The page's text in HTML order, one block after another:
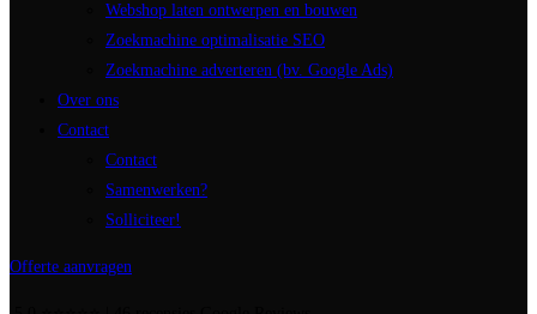
Webshop laten ontwerpen en bouwen
Zoekmachine optimalisatie SEO
Zoekmachine adverteren (bv. Google Ads)
Over ons
Contact
Contact
Samenwerken?
Solliciteer!
Offerte aanvragen